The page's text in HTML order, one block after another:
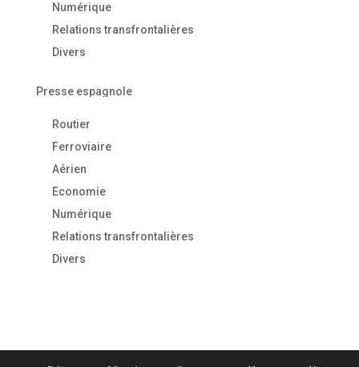
Numérique
Relations transfrontalières
Divers
Presse espagnole
Routier
Ferroviaire
Aérien
Economie
Numérique
Relations transfrontalières
Divers